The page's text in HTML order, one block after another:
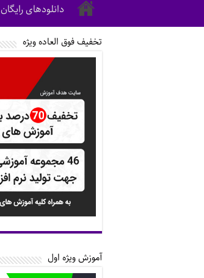
دانلودهای رایگان
تخفیف فوق العاده ویژه
آموزش ویژه اول